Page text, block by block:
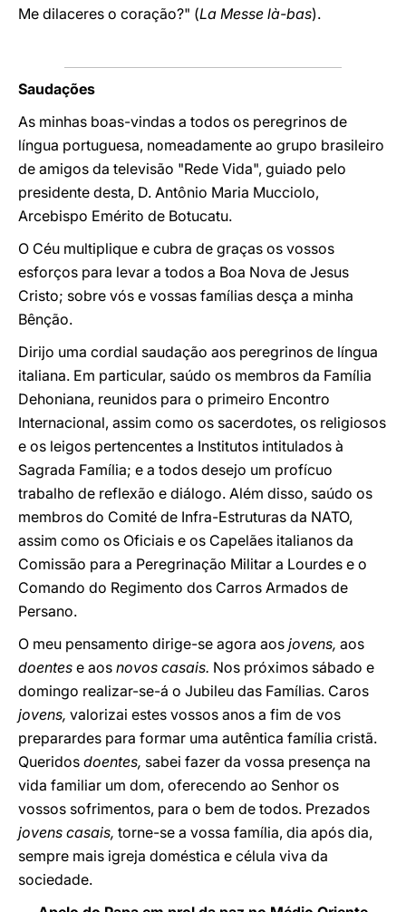
Me dilaceres o coração?" (La Messe là-bas).
Saudações
As minhas boas-vindas a todos os peregrinos de
língua portuguesa, nomeadamente ao grupo brasileiro
de amigos da televisão "Rede Vida", guiado pelo
presidente desta, D. Antônio Maria Mucciolo,
Arcebispo Emérito de Botucatu.
O Céu multiplique e cubra de graças os vossos
esforços para levar a todos a Boa Nova de Jesus
Cristo; sobre vós e vossas famílias desça a minha
Bênção.
Dirijo uma cordial saudação aos peregrinos de língua
italiana. Em particular, saúdo os membros da Família
Dehoniana, reunidos para o primeiro Encontro
Internacional, assim como os sacerdotes, os religiosos
e os leigos pertencentes a Institutos intitulados à
Sagrada Família; e a todos desejo um profícuo
trabalho de reflexão e diálogo. Além disso, saúdo os
membros do Comité de Infra-Estruturas da NATO,
assim como os Oficiais e os Capelães italianos da
Comissão para a Peregrinação Militar a Lourdes e o
Comando do Regimento dos Carros Armados de
Persano.
O meu pensamento dirige-se agora aos jovens, aos
doentes e aos novos casais. Nos próximos sábado e
domingo realizar-se-á o Jubileu das Famílias. Caros
jovens, valorizai estes vossos anos a fim de vos
preparardes para formar uma autêntica família cristã.
Queridos doentes, sabei fazer da vossa presença na
vida familiar um dom, oferecendo ao Senhor os
vossos sofrimentos, para o bem de todos. Prezados
jovens casais, torne-se a vossa família, dia após dia,
sempre mais igreja doméstica e célula viva da
sociedade.